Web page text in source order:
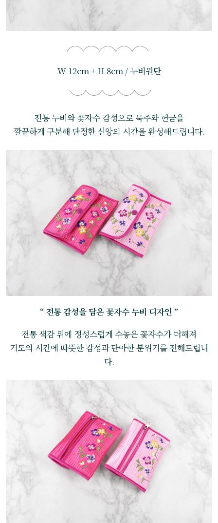
W 12cm + H 8cm / 누비원단
전통 누비와 꽃자수 감성으로 묵주와 헌금을
깔끔하게 구분해 단정한 신앙의 시간을 완성해드립니다.
“ 전통 감성을 담은 꽃자수 누비 디자인 ”
전통 색감 위에 정성스럽게 수놓은 꽃자수가 더해져
기도의 시간에 따뜻한 감성과 단아한 분위기를 전해드립니
다.